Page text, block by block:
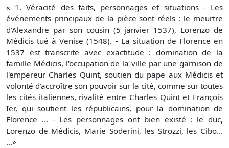
« 1. Véracité des faits, personnages et situations - Les
événements principaux de la pièce sont réels : le meurtre
d'Alexandre par son cousin (5 janvier 1537), Lorenzo de
Médicis tué à Venise (1548). - La situation de Florence en
1537 est transcrite avec exactitude : domination de la
famille Médicis, l'occupation de la ville par une garnison de
l'empereur Charles Quint, soutien du pape aux Médicis et
volonté d'accroître son pouvoir sur la cité, comme sur toutes
les cités italiennes, rivalité entre Charles Quint et François
Ier, qui soutient les républicains, pour la domination de
Florence ... - Les personnages ont bien existé : le duc,
Lorenzo de Médicis, Marie Soderini, les Strozzi, les Cibo...
...»